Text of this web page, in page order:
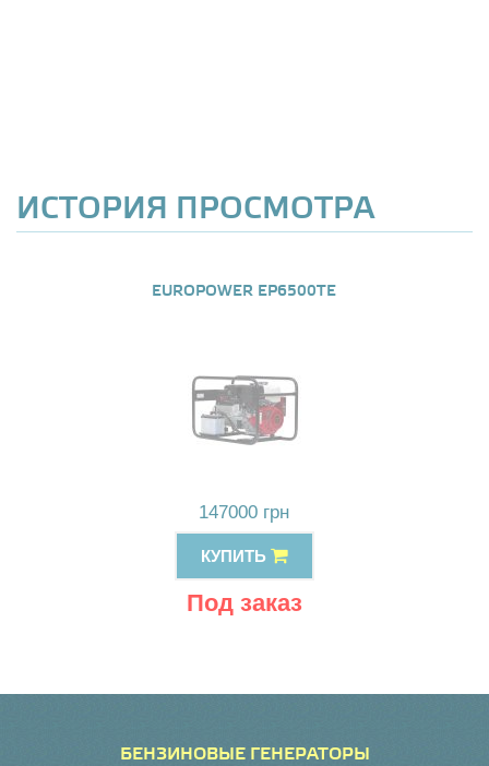
ИСТОРИЯ ПРОСМОТРА
EUROPOWER EP6500TE
147000 грн
КУПИТЬ
Под заказ
БЕНЗИНОВЫЕ ГЕНЕРАТОРЫ